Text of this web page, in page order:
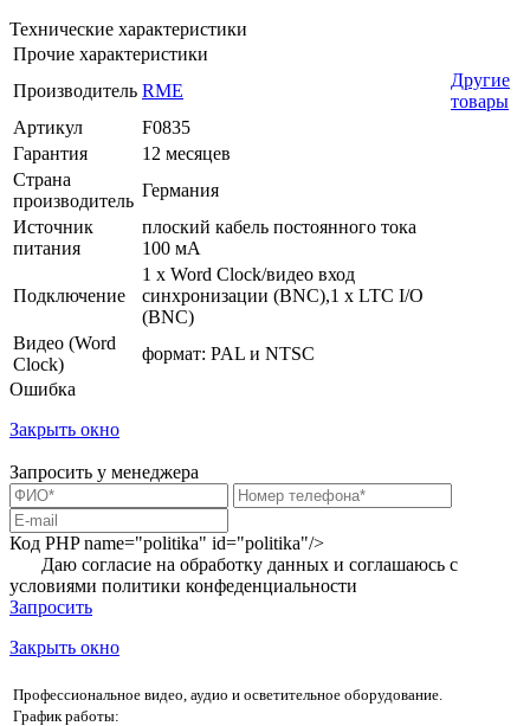
Технические характеристики
Прочие характеристики
Производитель RME
Другие
товары
Артикул
F0835
Гарантия
12 месяцев
Страна
производитель
Германия
Источник
питания
плоский кабель постоянного тока
100 мА
Подключение
1 x Word Clock/видео вход
синхронизации (BNC),1 x LTC I/O
(BNC)
Видео (Word
Clock)
формат: PAL и NTSC
Ошибка
Закрыть окно
Запросить у менеджера
Код PHPname="politika" id="politika"/>
Даю согласие на обработку данных и соглашаюсь с
условиями политики конфеденциальности
Запросить
Закрыть окно
Профессиональное видео, аудио и осветительное оборудование.
График работы: